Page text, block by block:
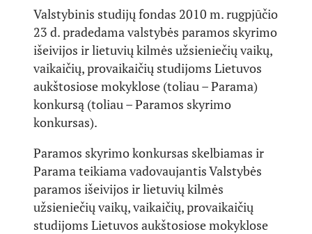
Valstybinis studijų fondas 2010 m. rugpjūčio
23 d. pradedama valstybės paramos skyrimo
išeivijos ir lietuvių kilmės užsieniečių vaikų,
vaikaičių, provaikaičių studijoms Lietuvos
aukštosiose mokyklose (toliau – Parama)
konkursą (toliau – Paramos skyrimo
konkursas).
Paramos skyrimo konkursas skelbiamas ir
Parama teikiama vadovaujantis Valstybės
paramos išeivijos ir lietuvių kilmės
užsieniečių vaikų, vaikaičių, provaikaičių
studijoms Lietuvos aukštosiose mokyklose